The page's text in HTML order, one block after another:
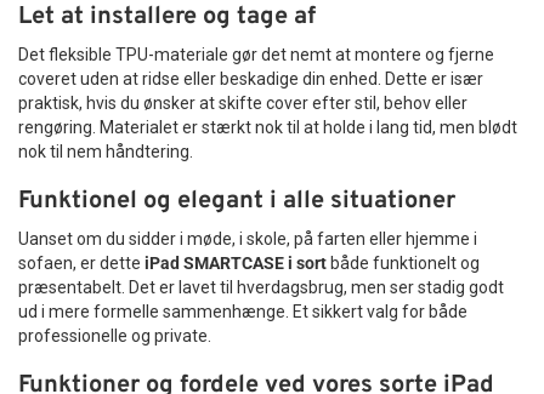
Let at installere og tage af
Det fleksible TPU-materiale gør det nemt at montere og fjerne
coveret uden at ridse eller beskadige din enhed. Dette er især
praktisk, hvis du ønsker at skifte cover efter stil, behov eller
rengøring. Materialet er stærkt nok til at holde i lang tid, men blødt
nok til nem håndtering.
Funktionel og elegant i alle situationer
Uanset om du sidder i møde, i skole, på farten eller hjemme i
sofaen, er dette iPad SMARTCASE i sort både funktionelt og
præsentabelt. Det er lavet til hverdagsbrug, men ser stadig godt
ud i mere formelle sammenhænge. Et sikkert valg for både
professionelle og private.
Funktioner og fordele ved vores sorte iPad